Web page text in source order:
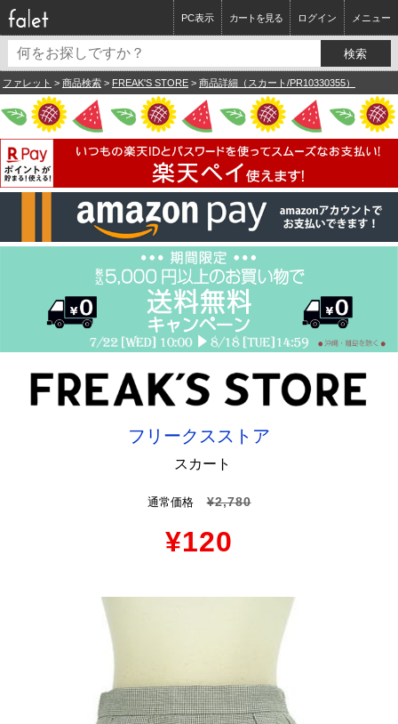
ログイン メニュー
カートを見る
PC表示
ファレット > 商品検索 > FREAK'S STORE > 商品詳細（スカート/PR10330355）
フリークスストア
スカート
通常価格 ¥2,780
¥120